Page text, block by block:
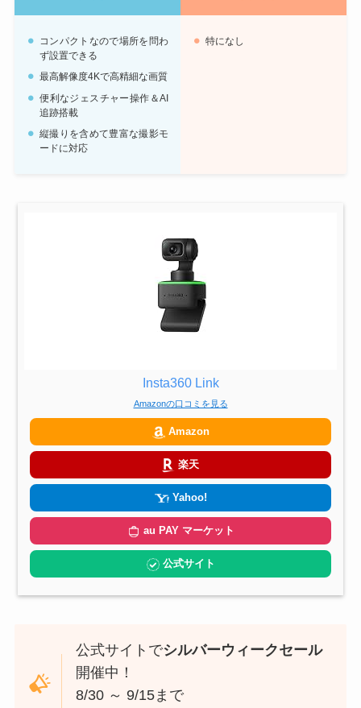
コンパクトなので場所を問わ
ず設置できる
最高解像度4Kで高精細な画質
便利なジェスチャー操作＆AI
追跡搭載
縦撮りを含めて豊富な撮影モ
ードに対応
特になし
Insta360 Link
Amazonの口コミを見る
Amazon
楽天
Yahoo!
au PAY マーケット
公式サイト
公式サイトでシルバーウィークセール
開催中！
8/30 ～ 9/15まで